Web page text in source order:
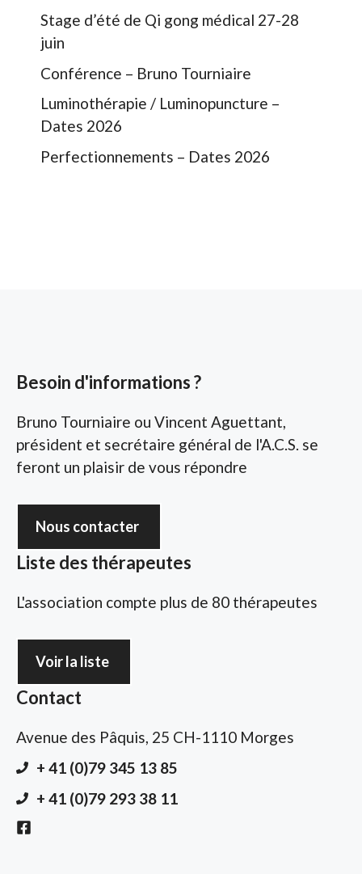
Stage d’été de Qi gong médical 27-28
juin
Conférence – Bruno Tourniaire
Luminothérapie / Luminopuncture –
Dates 2026
Perfectionnements – Dates 2026
Besoin d'informations ?
Bruno Tourniaire ou Vincent Aguettant,
président et secrétaire général de l'A.C.S. se
feront un plaisir de vous répondre
Nous contacter
Liste des thérapeutes
L'association compte plus de 80 thérapeutes
Voir la liste
Contact
Avenue des Pâquis, 25 CH-1110 Morges
+ 41 (0)79 345 13 85
+ 41 (0)79 293 38 11